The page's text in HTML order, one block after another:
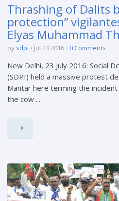
Thrashing of Dalits
protection”
Elyas Muhammad
by sdpi Jul 23 2016 0 Comments
New Delhi, 23 July 2016: Social
(SDPI) held a massive protest
Mantar here terming the
the cow ...